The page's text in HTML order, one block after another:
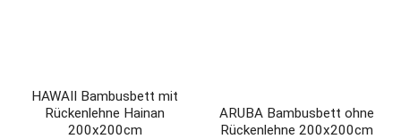
HAWAII Bambusbett mit
Rückenlehne Hainan
200x200cm
ARUBA Bambusbett ohne
Rückenlehne 200x200cm